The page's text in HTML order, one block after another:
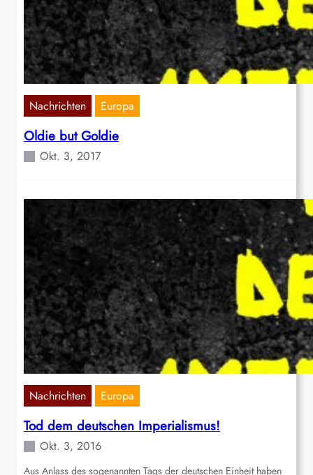
Nachrichten Europa
Oldie but Goldie
Okt. 3, 2017
Nachrichten Europa
Tod dem deutschen Imperialismus!
Okt. 3, 2016
Aus Anlass des sogenannten Tags der deutschen Einheit haben